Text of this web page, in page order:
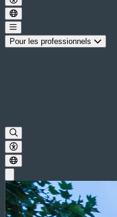
Pour les professionnels